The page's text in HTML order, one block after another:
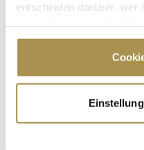
entscheiden darüber, wer
Cookie-Erklärung oder
Trigger Symbol ändern
Informationen
erfassen, welche bis